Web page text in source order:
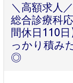
＼高額求人
総合診療科
間休日110
っかり積み
◎